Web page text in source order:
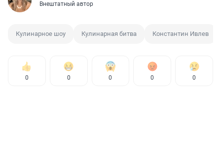
Внештатный автор
Кулинарное шоу Кулинарная битва Константин Ивлев
0 0 0 0 0